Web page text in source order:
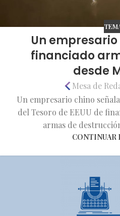
Un
financiado
desde
Mesa de
Un empresario chino
del Tesoro de EEUU de
armas de
CONTINUAR